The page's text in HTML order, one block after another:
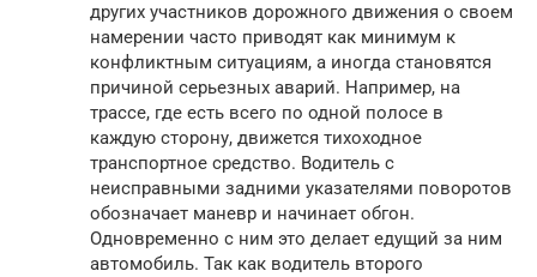
других участников дорожного движения о своем
намерении часто приводят как минимум к
конфликтным ситуациям, а иногда становятся
причиной серьезных аварий. Например, на
трассе, где есть всего по одной полосе в
каждую сторону, движется тихоходное
транспортное средство. Водитель с
неисправными задними указателями поворотов
обозначает маневр и начинает обгон.
Одновременно с ним это делает едущий за ним
автомобиль. Так как водитель второго